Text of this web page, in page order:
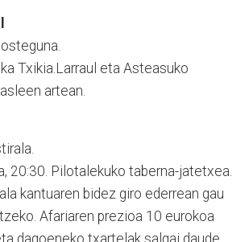
Txikia.Larraul eta Asteasuko
artean.
20:30. Pilotalekuko taberna-jatetxea.
kantuaren bidez giro ederrean gau
Afariaren prezioa 10 eurokoa
dagoeneko txartelak salgai daude.